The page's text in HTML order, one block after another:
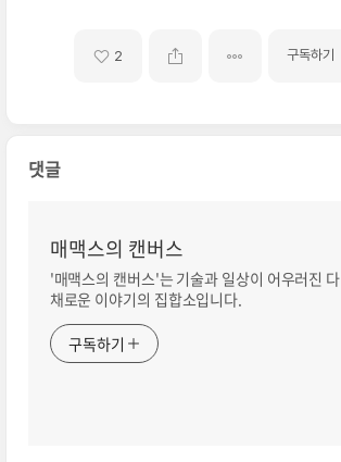
2 구독하기
댓글
매맥스의 캔버스
'매맥스의 캔버스'는 기술과 일상이 어우러진 다
채로운 이야기의 집합소입니다.
구독하기